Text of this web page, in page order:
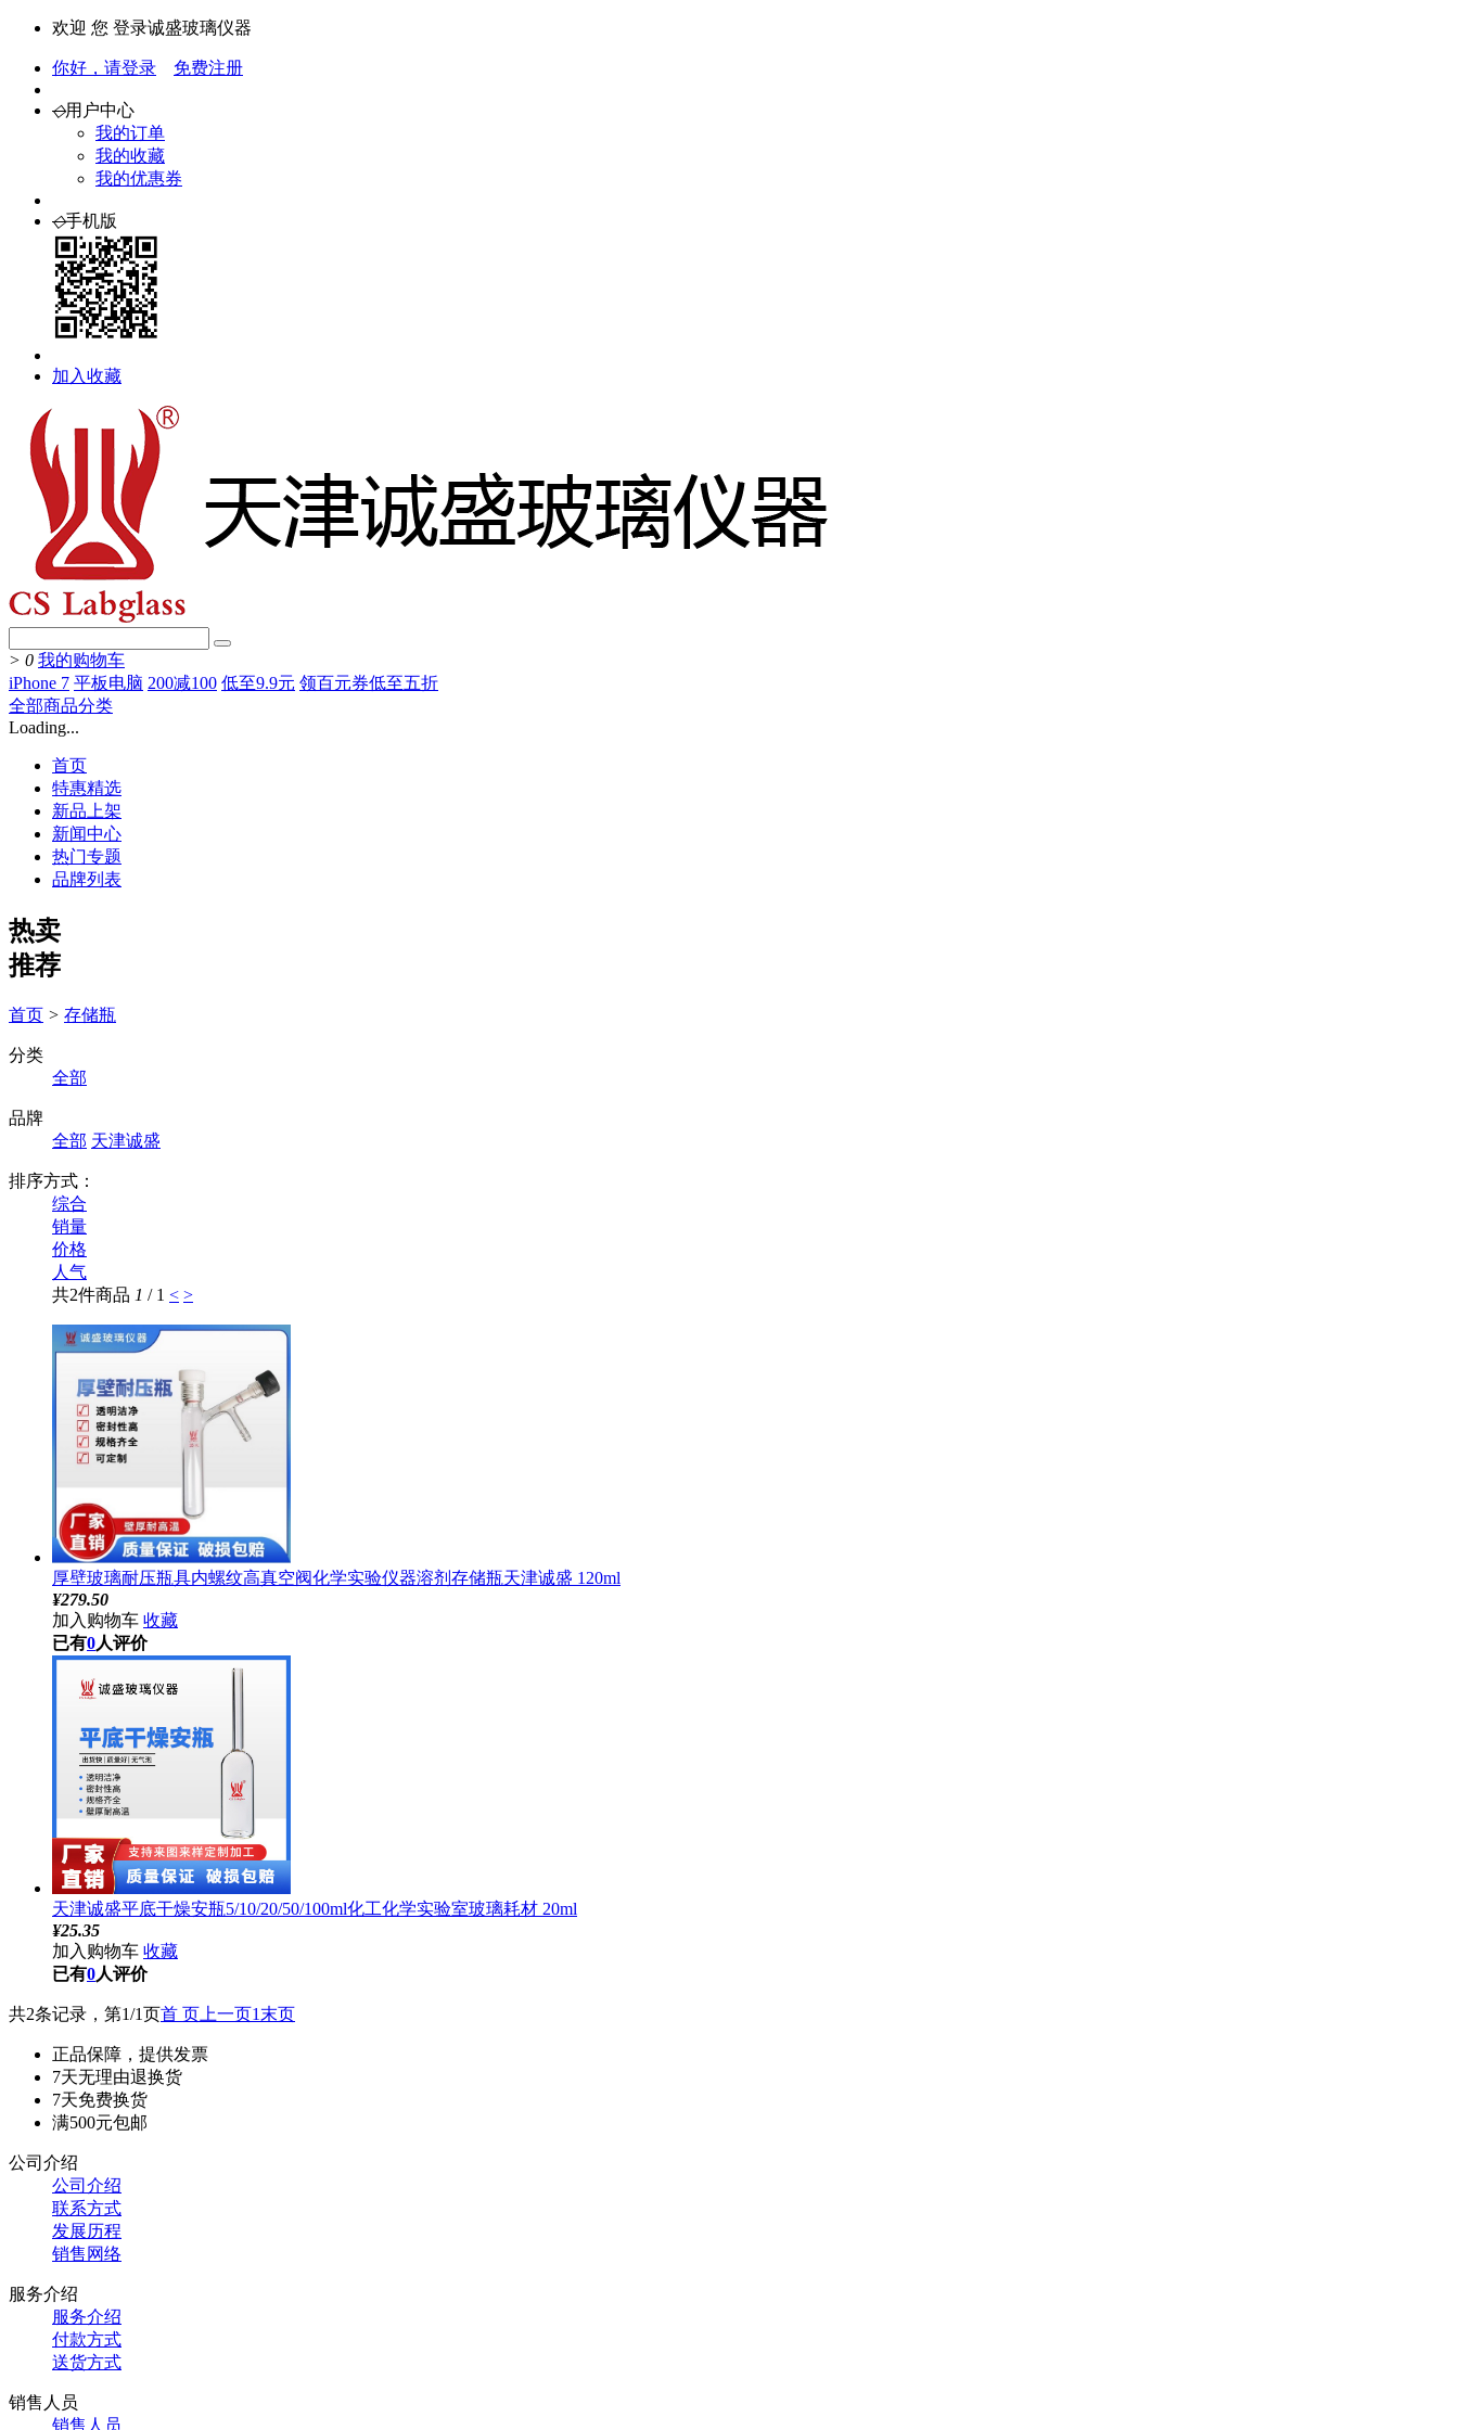
欢迎 您 登录诚盛玻璃仪器
你好，请登录 免费注册
◇用户中心
我的订单
我的收藏
我的优惠券
◇手机版
加入收藏
> 0 我的购物车
iPhone 7 平板电脑 200减100 低至9.9元 领百元券低至五折
全部商品分类
Loading...
首页
特惠精选
新品上架
新闻中心
热门专题
品牌列表
热卖
推荐
首页 > 存储瓶
分类
全部
品牌
全部 天津诚盛
排序方式：
综合
销量
价格
人气
共2件商品 1 / 1 < >
厚壁玻璃耐压瓶具内螺纹高真空阀化学实验仪器溶剂存储瓶天津诚盛 120ml
¥279.50
加入购物车 收藏
已有0人评价
天津诚盛平底干燥安瓶5/10/20/50/100ml化工化学实验室玻璃耗材 20ml
¥25.35
加入购物车 收藏
已有0人评价
共2条记录，第1/1页首 页 上一页1 末页
正品保障，提供发票
7天无理由退换货
7天免费换货
满500元包邮
公司介绍
公司介绍
联系方式
发展历程
销售网络
服务介绍
服务介绍
付款方式
送货方式
销售人员
销售人员